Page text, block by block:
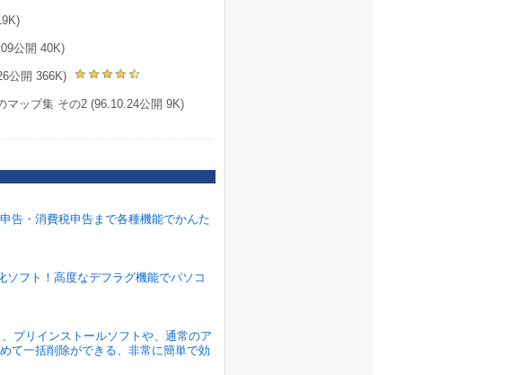
公開 40K)
公開 366K)
マップ集 その2 (96.10.24公開 9K)
告・消費税申告まで各種機能でかんた
フト！高度なデフラグ機能でパソコ
プリインストールソフトや、通常のア
て一括削除ができる、非常に簡単で効